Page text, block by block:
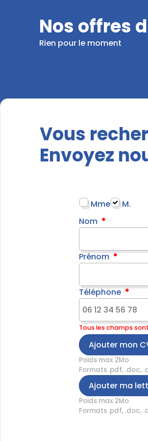
Nos offres
Rien pour le moment
Vous
Envoyez
Mme
M.
Nom
Prénom
Téléphone
Tous les champs
Ajouter mon
Poids max 2Mo
Formats .pdf, .doc,
Ajouter ma
Poids max 2Mo
Formats .pdf, .doc,